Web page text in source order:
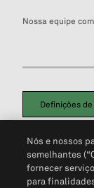
Nossa equipe
Definições
Política de
Não Venda
Nós e nossos
semelhantes
fornecer
para